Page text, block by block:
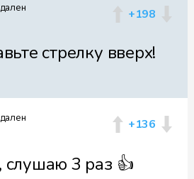
+198
стрелку вверх!
+136
слушаю 3 раз 👍